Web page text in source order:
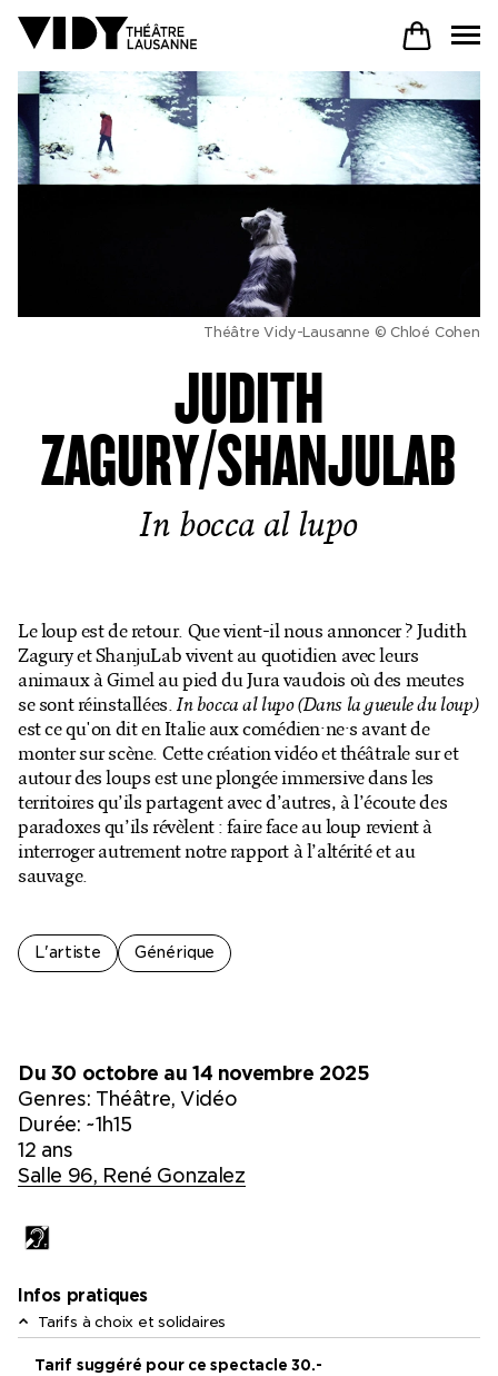
AU PROGRAMME
VENIR À VIDY
Productions
Billetterie en ligne
Théâtre Vidy-Lausanne © Chloé Cohen
JUDITH
ZAGURY/SHANJULAB
In bocca al lupo
Le loup est de retour. Que vient-il nous annoncer ? Judith
Zagury et ShanjuLab vivent au quotidien avec leurs
animaux à Gimel au pied du Jura vaudois où des meutes
se sont réinstallées.In bocca al lupo (Dans la gueule du loup)
est ce qu'on dit en Italie aux comédien·ne·s avant de
monter sur scène. Cette création vidéo et théâtrale sur et
autour des loups est une plongée immersive dans les
territoires qu’ils partagent avec d’autres, à l’écoute des
paradoxes qu’ils révèlent : faire face au loup revient à
interroger autrement notre rapport à l’altérité et au
sauvage.
L'artiste Générique
Du 30 octobre au 14 novembre 2025
Genres: Théâtre, Vidéo
Durée: ~1h15
12 ans
Salle 96, René Gonzalez
Infos pratiques
Tarifs à choix et solidaires
Tarif suggéré pour ce spectacle 30.-